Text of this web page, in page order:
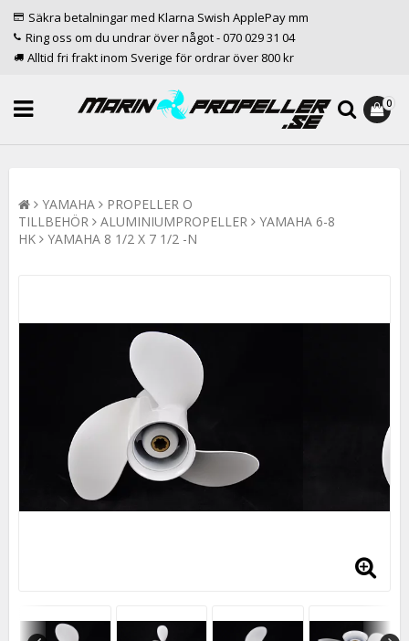
Säkra betalningar med Klarna Swish ApplePay mm
Ring oss om du undrar över något - 070 029 31 04
Alltid fri frakt inom Sverige för ordrar över 800 kr
0
YAMAHA
PROPELLER O
TILLBEHÖR
ALUMINIUMPROPELLER
YAMAHA 6-8
HK
YAMAHA 8 1/2 X 7 1/2 -N